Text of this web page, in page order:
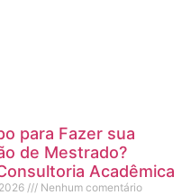
para Fazer sua
de Mestrado?
Acadêmica
Nenhum comentário